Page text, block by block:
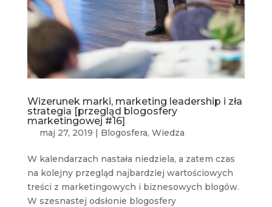
Wizerunek marki, marketing leadership i zła
strategia [przegląd blogosfery
marketingowej #16]
maj 27, 2019 | Blogosfera, Wiedza
W kalendarzach nastała niedziela, a zatem czas
na kolejny przegląd najbardziej wartościowych
treści z marketingowych i biznesowych blogów.
W szesnastej odsłonie blogosfery